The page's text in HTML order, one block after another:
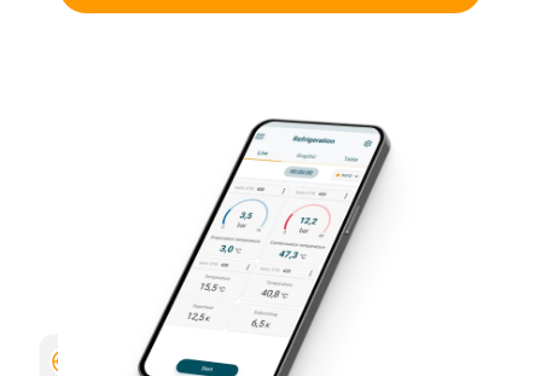
Dein Messgerät konfigurieren